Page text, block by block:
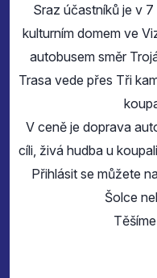
Sraz účastníků je v
kulturním domem ve
autobusem směr
Trasa vede přes Tři
V ceně je doprava
cíli, živá hudba u
Přihlásit se můžete
Šolce